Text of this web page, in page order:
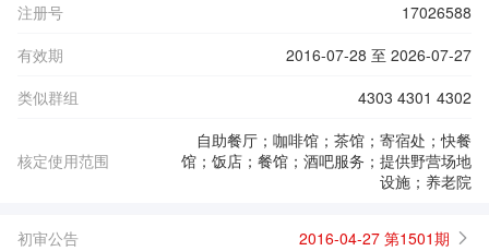
注册号
17026588
有效期
2016-07-28 至 2026-07-27
类似群组
4303 4301 4302
核定使用范围
自助餐厅；咖啡馆；茶馆；寄宿处；快餐
馆；饭店；餐馆；酒吧服务；提供野营场地
设施；养老院
初审公告 2016-04-27 第1501期